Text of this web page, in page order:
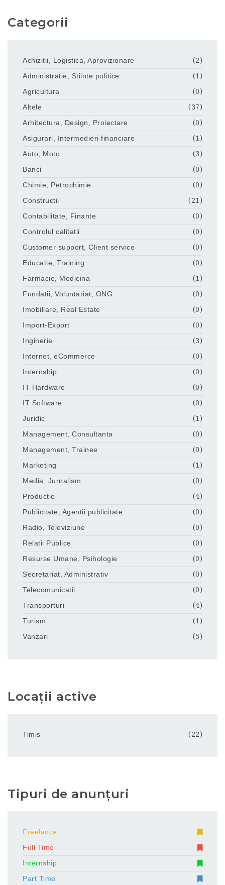
Categorii
Achizitii, Logistica, Aprovizionare
(2)
Administratie, Stiinte politice
(1)
Agricultura
(0)
Altele
(37)
Arhitectura, Design, Proiectare
(0)
Asigurari, Intermedieri financiare
(1)
Auto, Moto
(3)
Banci
(0)
Chimie, Petrochimie
(0)
Constructii
(21)
Contabilitate, Finante
(0)
Controlul calitatii
(0)
Customer support, Client service
(0)
Educatie, Training
(0)
Farmacie, Medicina
(1)
Fundatii, Voluntariat, ONG
(0)
Imobiliare, Real Estate
(0)
Import-Export
(0)
Inginerie
(3)
Internet, eCommerce
(0)
Internship
(0)
IT Hardware
(0)
IT Software
(0)
Juridic
(1)
Management, Consultanta
(0)
Management, Trainee
(0)
Marketing
(1)
Media, Jurnalism
(0)
Productie
(4)
Publicitate, Agentii publicitate
(0)
Radio, Televiziune
(0)
Relatii Publice
(0)
Resurse Umane, Psihologie
(0)
Secretariat, Administrativ
(0)
Telecomunicatii
(0)
Transporturi
(4)
Turism
(1)
Vanzari
(5)
Locații active
Timis (22)
Tipuri de anunțuri
Freelance
Full Time
Internship
Part Time